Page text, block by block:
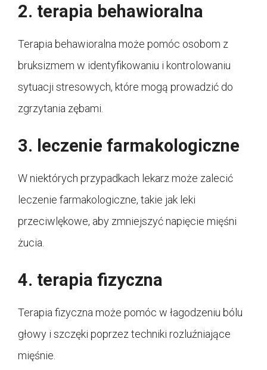
2. terapia behawioralna
Terapia behawioralna może pomóc osobom z
bruksizmem w identyfikowaniu i kontrolowaniu
sytuacji stresowych, które mogą prowadzić do
zgrzytania zębami.
3. leczenie farmakologiczne
W niektórych przypadkach lekarz może zalecić
leczenie farmakologiczne, takie jak leki
przeciwlękowe, aby zmniejszyć napięcie mięśni
żucia.
4. terapia fizyczna
Terapia fizyczna może pomóc w łagodzeniu bólu
głowy i szczęki poprzez techniki rozluźniające
mięśnie.